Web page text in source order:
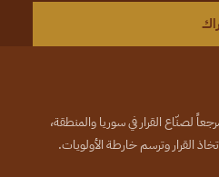
لصنّاع القرار في سوريا والمنطقة،
القرار وترسم خارطة الأولويات.